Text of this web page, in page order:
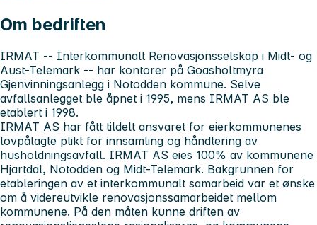
Om bedriften
IRMAT -- Interkommunalt Renovasjonsselskap i Midt- og
Aust-Telemark -- har kontorer på Goasholtmyra
Gjenvinningsanlegg i Notodden kommune. Selve
avfallsanlegget ble åpnet i 1995, mens IRMAT AS ble
etablert i 1998.
IRMAT AS har fått tildelt ansvaret for eierkommunenes
lovpålagte plikt for innsamling og håndtering av
husholdningsavfall. IRMAT AS eies 100% av kommunene
Hjartdal, Notodden og Midt-Telemark. Bakgrunnen for
etableringen av et interkommunalt samarbeid var et ønske
om å videreutvikle renovasjonssamarbeidet mellom
kommunene. På den måten kunne driften av